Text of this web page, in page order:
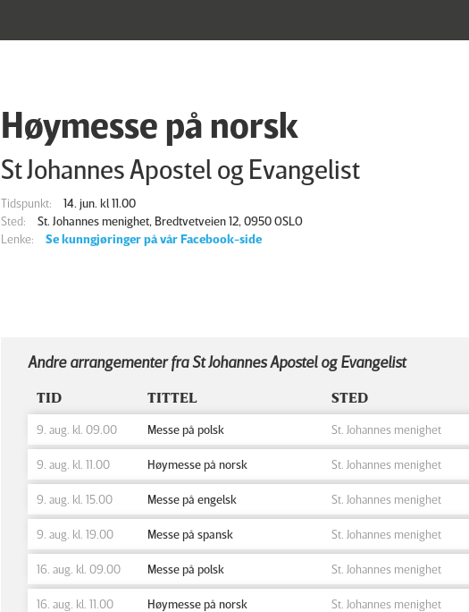
Høymesse på norsk
St Johannes Apostel og Evangelist
Tidspunkt:
14. jun. kl 11.00
Sted:
St. Johannes menighet, Bredtvetveien 12, 0950 OSLO
Lenke:
Se kunngjøringer på vår Facebook-side
Andre arrangementer fra St Johannes Apostel og Evangelist
TID TITTEL STED
9. aug. kl. 09.00 Messe på polsk St. Johannes menighet
9. aug. kl. 11.00 Høymesse på norsk St. Johannes menighet
9. aug. kl. 15.00 Messe på engelsk St. Johannes menighet
9. aug. kl. 19.00 Messe på spansk St. Johannes menighet
16. aug. kl. 09.00 Messe på polsk St. Johannes menighet
16. aug. kl. 11.00 Høymesse på norsk St. Johannes menighet